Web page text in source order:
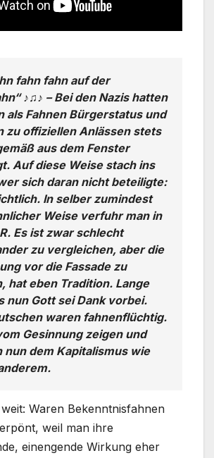
fahn fahn auf der
♪♫♪ – Bei den Nazis hatten
als Fahnen Bürgerstatus und
zu offiziellen Anlässen stets
aus dem Fenster
Auf diese Weise stach ins
sich daran nicht beteiligte:
In selber zumindest
Weise verfuhr man in
Es ist zwar schlecht
zu vergleichen, aber die
vor die Fassade zu
hat eben Tradition. Lange
nun Gott sei Dank vorbei.
waren fahnenflüchtig.
Gesinnung zeigen und
nun dem Kapitalismus wie
Waren Bekenntnisfahnen
weil man ihre
einengende Wirkung eher